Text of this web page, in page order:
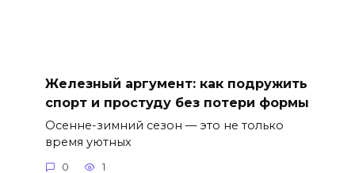
Железный аргумент: как подружить
спорт и простуду без потери формы
Осенне-зимний сезон — это не только
время уютных
0 1